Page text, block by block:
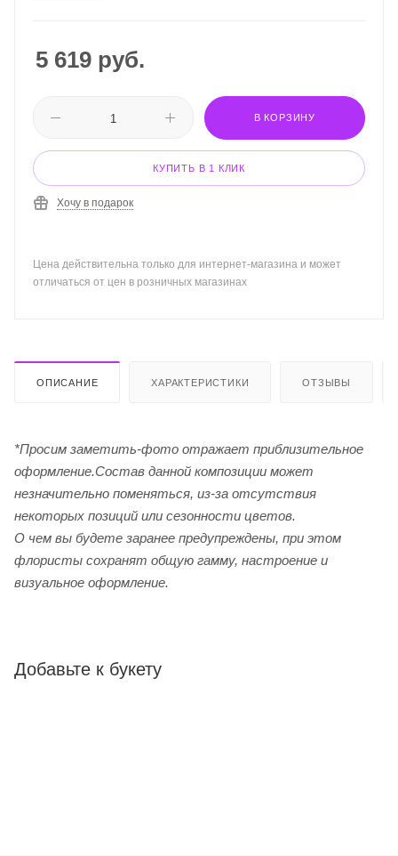
5 619 руб.
В КОРЗИНУ
КУПИТЬ В 1 КЛИК
Хочу в подарок
Цена действительна только для интернет-магазина и может
отличаться от цен в розничных магазинах
ОПИСАНИЕ ХАРАКТЕРИСТИКИ ОТЗЫВЫ
*Просим заметить-фото отражает приблизительное
оформление.Cостав данной композиции может
незначительно поменяться, из-за отсутствия
некоторых позиций или сезонности цветов.
О чем вы будете заранее предупреждены, при этом
флористы сохранят общую гамму, настроение и
визуальное оформление.
Добавьте к букету